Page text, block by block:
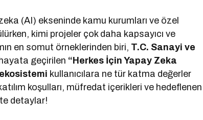
(AI) ekseninde kamu kurumları ve özel
kimi projeler çok daha kapsayıcı ve
en somut örneklerinden biri, T.C. Sanayi ve
geçirilen “Herkes İçin Yapay Zeka
kullanıcılara ne tür katma değerler
koşulları, müfredat içerikleri ve hedeflenen
detaylar!